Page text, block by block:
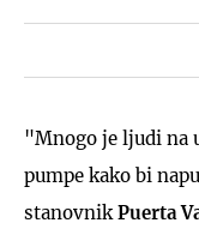
"Mnogo je ljudi na
pumpe kako bi
stanovnik Puerta